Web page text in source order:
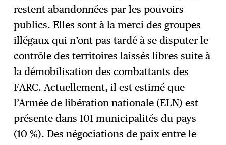
restent abandonnées par les pouvoirs
publics. Elles sont à la merci des groupes
illégaux qui n’ont pas tardé à se disputer le
contrôle des territoires laissés libres suite à
la démobilisation des combattants des
FARC. Actuellement, il est estimé que
l’Armée de libération nationale (ELN) est
présente dans 101 municipalités du pays
(10 %). Des négociations de paix entre le